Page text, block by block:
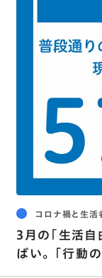
コロナ禍と生活
3月の｢生活
ばい。 ｢行動